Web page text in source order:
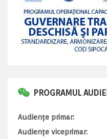
PROGRAMUL
Audiențe primar:
Audiențe viceprimar: